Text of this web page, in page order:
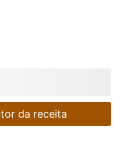
da receita